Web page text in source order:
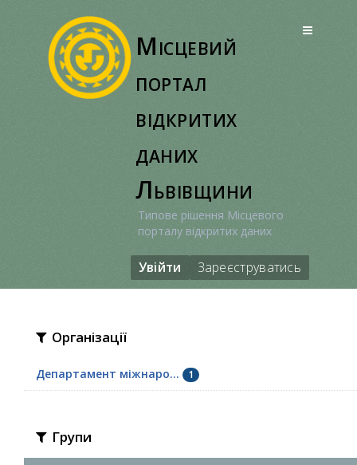
Місцевий
портал
відкритих
даних
Львівщини
Типове рішення Місцевого
порталу відкритих даних
Увійти Зареєструватись
Організації
Департамент міжнаро... 1
Групи